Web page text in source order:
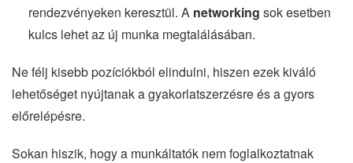
rendezvényeken keresztül. A networking sok esetben
kulcs lehet az új munka megtalálásában.
Ne félj kisebb pozíciókból elindulni, hiszen ezek kiváló
lehetőséget nyújtanak a gyakorlatszerzésre és a gyors
előrelépésre.
Sokan hiszik, hogy a munkáltatók nem foglalkoztatnak